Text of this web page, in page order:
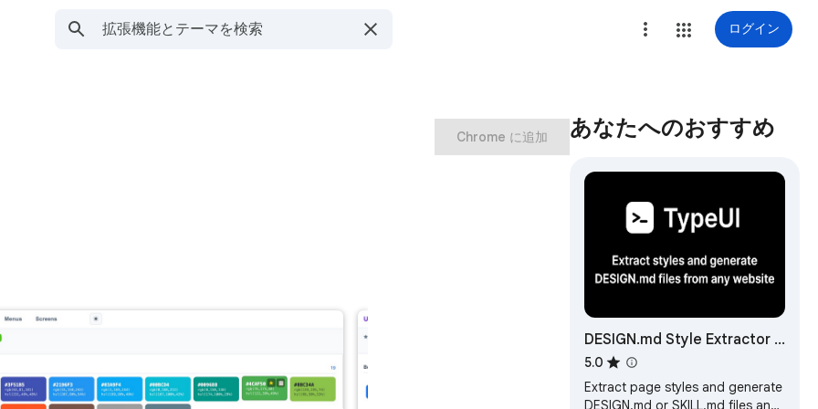
ログイン
Chrome に追加 あなたへのおすすめ
DESIGN.md Style Extractor -
TypeUI
5.0
Extract page styles and generate
DESIGN.md or SKILL.md files and